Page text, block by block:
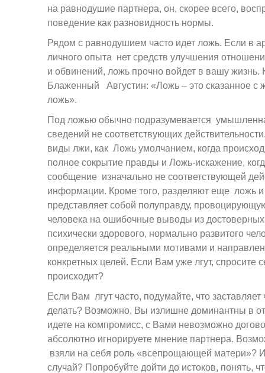
на равнодушие партнера, он, скорее всего,
поведение как разновидность нормы.
Рядом с равнодушием часто идет ложь. Если в
личного опыта нет средств улучшения
и обвинений, ложь прочно войдет в вашу жизнь.
Блаженный Августин: «Ложь – это сказанное с
ложь».
Под ложью обычно подразумевается
сведений не соответствующих
виды лжи, как Ложь умолчанием, когда
полное сокрытие правды и Ложь-искажение,
сообщение изначально не соответствующей
информации. Кроме того, разделяют еще ложь
представляет собой полуправду,
человека на ошибочные выводы из
психически здорового, нормально развитого
определяется реальными мотивами и
конкретных целей. Если Вам уже лгут, спросите
происходит?
Если Вам лгут часто, подумайте, что заставляет
делать? Возможно, Вы излишне доминантны в
идете на компромисс, с Вами невозможно
абсолютно игнорируете мнение партнера.
взяли на себя роль «всепрощающей матери»?
случай? Попробуйте дойти до истоков, понять,